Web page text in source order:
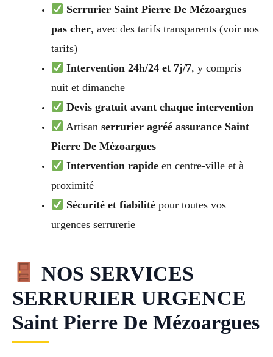
Serrurier Saint Pierre De Mézoargues
pas cher, avec des tarifs transparents (voir nos
tarifs)
Intervention 24h/24 et 7j/7, y compris
nuit et dimanche
Devis gratuit avant chaque intervention
Artisanserrurier agréé assurance Saint
Pierre De Mézoargues
Intervention rapide en centre-ville et à
proximité
Sécurité et fiabilité pour toutes vos
urgences serrurerie
NOS SERVICES
SERRURIER URGENCE
Saint Pierre De Mézoargues